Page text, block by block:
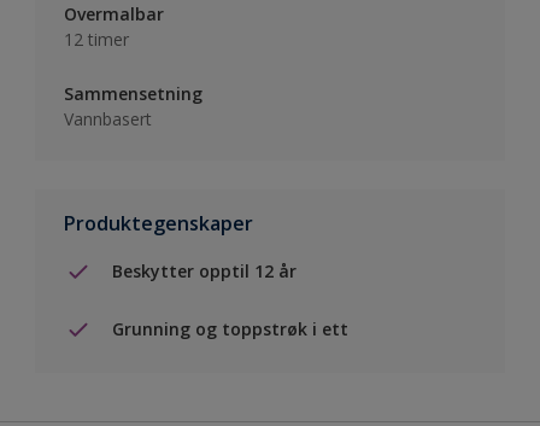
Overmalbar
12 timer
Sammensetning
Vannbasert
Produktegenskaper
Beskytter opptil 12 år
Grunning og toppstrøk i ett